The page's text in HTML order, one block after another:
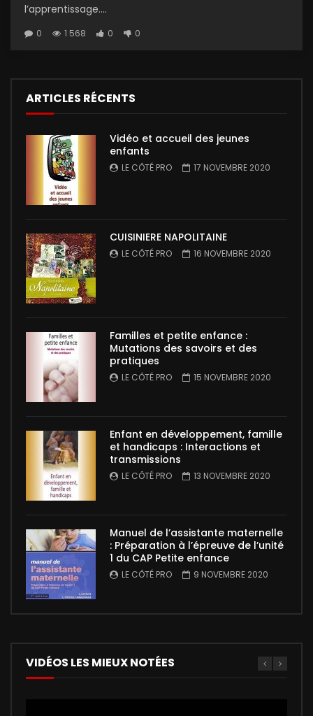
l’apprentissage....
0 1 568 0 0
ARTICLES RÉCENTS
Vidéo et accueil des jeunes
enfants
LE CÔTÉ PRO 17 NOVEMBRE 2020
CUISINIERE NAPOLITAINE
LE CÔTÉ PRO 16 NOVEMBRE 2020
Familles et petite enfance :
Mutations des savoirs et des
pratiques
LE CÔTÉ PRO 15 NOVEMBRE 2020
Enfant en développement, famille
et handicaps : Interactions et
transmissions
LE CÔTÉ PRO 13 NOVEMBRE 2020
Manuel de l’assistante maternelle
: Préparation à l’épreuve de l’unité
1 du CAP Petite enfance
LE CÔTÉ PRO 9 NOVEMBRE 2020
VIDÉOS LES MIEUX NOTÉES